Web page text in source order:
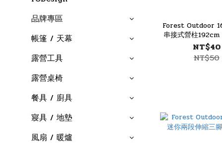
品牌專區
帳篷 / 天幕
露營工具
露營桌椅
餐具 / 廚具
寢具 / 地墊
風扇 / 暖爐
Forest Outdoor
串接式營柱
袋
NT$40
NT$50